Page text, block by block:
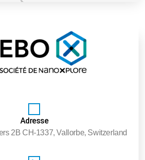
Adresse
2B CH-1337, Vallorbe, Switzerland